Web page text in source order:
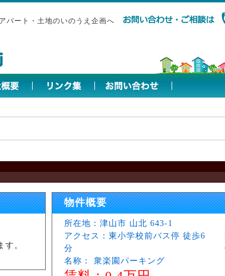
パート・土地のいのうえ企画へ
。
物件概要
所在地：津山市 山北 643-1
アクセス：東小学校前バス停 徒歩6
分
名称： 衆楽園パーキング